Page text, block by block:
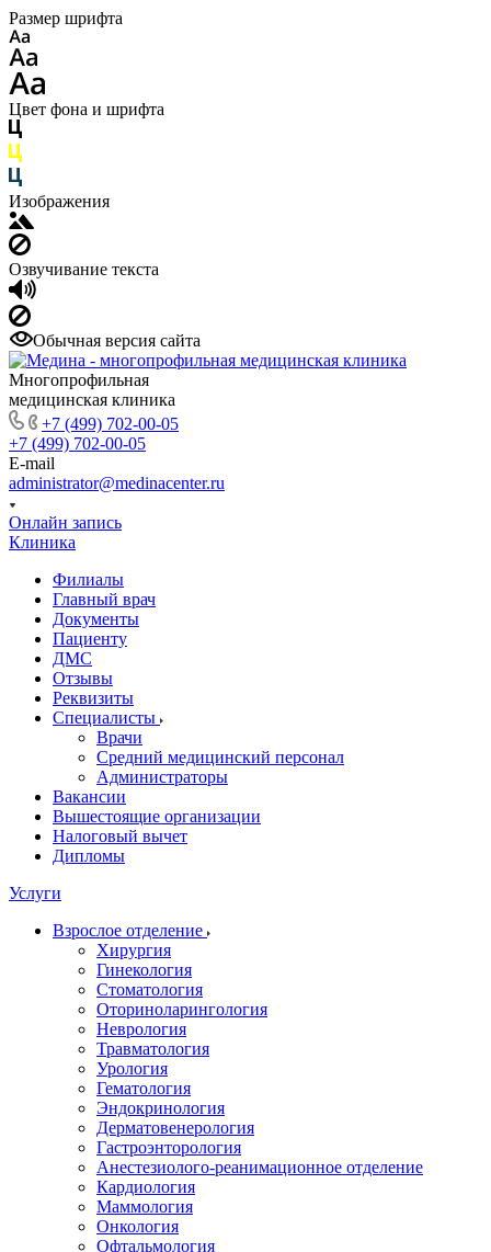
Размер шрифта
Цвет фона и шрифта
Изображения
Озвучивание текста
Обычная версия сайта
Многопрофильная
медицинская клиника
+7 (499) 702-00-05
+7 (499) 702-00-05
E-mail
administrator@medinacenter.ru
Онлайн запись
Клиника
Филиалы
Главный врач
Документы
Пациенту
ДМС
Отзывы
Реквизиты
Специалисты
Врачи
Средний медицинский персонал
Администраторы
Вакансии
Вышестоящие организации
Налоговый вычет
Дипломы
Услуги
Взрослое отделение
Хирургия
Гинекология
Стоматология
Оториноларингология
Неврология
Травматология
Урология
Гематология
Эндокринология
Дерматовенерология
Гастроэнторология
Анестезиолого-реанимационное отделение
Кардиология
Маммология
Онкология
Офтальмология